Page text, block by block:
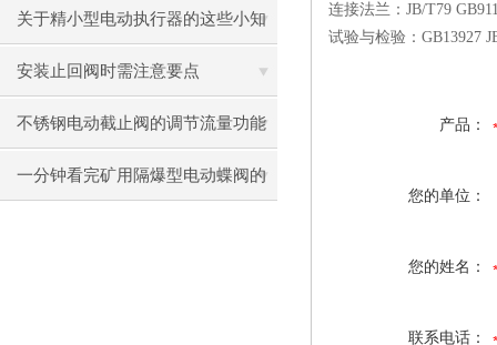
产中的应用
关于精小型电动执行器的这些小知
识，快来了解吧！
安装止回阀时需注意要点
不锈钢电动截止阀的调节流量功能
解析
一分钟看完矿用隔爆型电动蝶阀的
连接法兰：JB/T79
试验与检验：GB13927
产品：
您的单位：
您的姓名：
联系电话：